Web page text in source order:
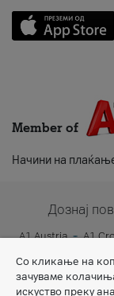
Member of
Начини на
Дознај
A1 Austria A1
Со кликање на
зачуваме
искуство преку